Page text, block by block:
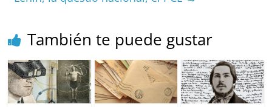
k
También te puede gustar